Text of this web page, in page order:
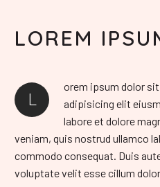
LOREM
L
orem ipsum dolor
adipisicing elit
labore et dolore
veniam, quis nostrud ullamco
commodo consequat. Duis
voluptate velit esse cillum